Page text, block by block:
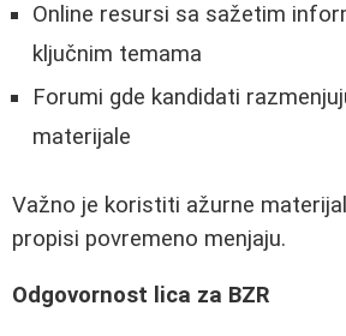
Online resursi sa sažetim
ključnim temama
Forumi gde kandidati
materijale
Važno je koristiti ažurne
propisi povremeno menjaju.
Odgovornost lica za BZR